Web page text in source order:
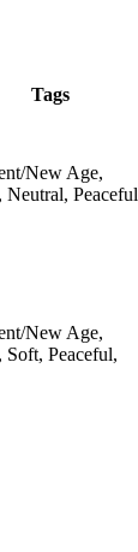
Tags
New Age,
Neutral, Peaceful
New Age,
Soft, Peaceful,